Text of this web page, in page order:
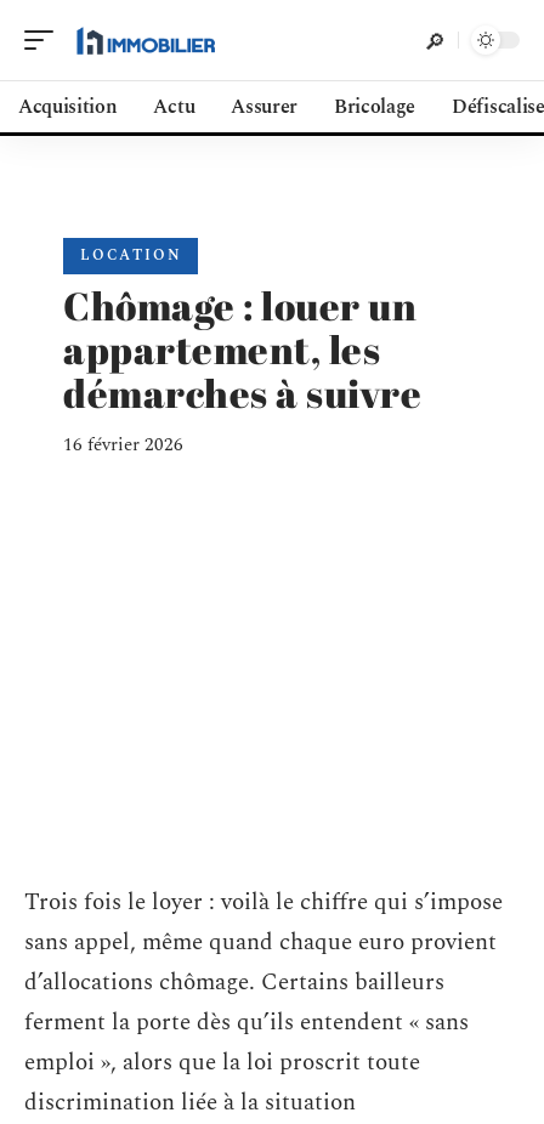
Acquisition Actu Assurer Bricolage
LOCATION
Chômage : louer un
appartement, les
démarches à suivre
16 février 2026
Trois fois le loyer : voilà le chiffre qui s’impose
sans appel, même quand chaque euro provient
d’allocations chômage. Certains bailleurs
ferment la porte dès qu’ils entendent « sans
emploi », alors que la loi proscrit toute
discrimination liée à la situation